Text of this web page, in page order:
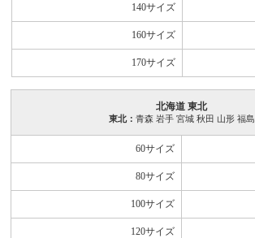
140サイズ
160サイズ
170サイズ
北海道 東北
東北： 青森 岩手 宮城 秋田 山形 福島
60サイズ
80サイズ
100サイズ
120サイズ